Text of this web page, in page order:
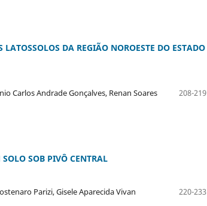
DA REGIÃO NOROESTE DO ESTADO
Carlos Andrade Gonçalves, Renan Soares
208-219
SOB PIVÔ CENTRAL
Parizi, Gisele Aparecida Vivan
220-233